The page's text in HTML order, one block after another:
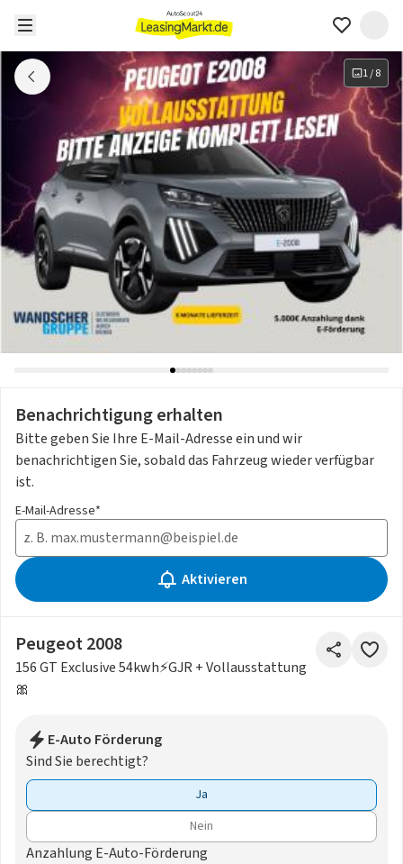
1/8
Benachrichtigung erhalten
Bitte geben Sie Ihre E-Mail-Adresse ein und wir
benachrichtigen Sie, sobald das Fahrzeug wieder verfügbar
ist.
E-Mail-Adresse*
Aktivieren
Peugeot 2008
156 GT Exclusive 54kwh⚡GJR + Vollausstattung
🎀
E-Auto Förderung
Sind Sie berechtigt?
Ja
Nein
Anzahlung E-Auto-Förderung